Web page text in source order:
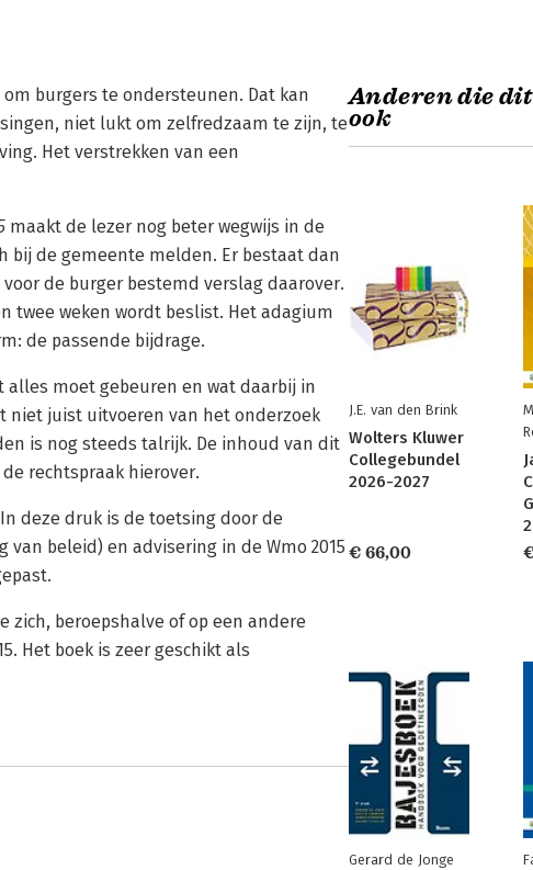
burgers te ondersteunen. Dat kan
niet lukt om zelfredzaam te zijn, te
Het verstrekken van een
maakt de lezer nog beter wegwijs in de
bij de gemeente melden. Er bestaat dan
de burger bestemd verslag daarover.
twee weken wordt beslist. Het adagium
de passende bijdrage.
alles moet gebeuren en wat daarbij in
niet juist uitvoeren van het onderzoek
is nog steeds talrijk. De inhoud van dit
rechtspraak hierover.
deze druk is de toetsing door de
beleid) en advisering in de Wmo 2015
zich, beroepshalve of op een andere
Het boek is zeer geschikt als
Anderen die
ook
J.E. van den Brink
Wolters Kluwer
Collegebundel
2026-2027
€ 66,00
Gerard de Jonge